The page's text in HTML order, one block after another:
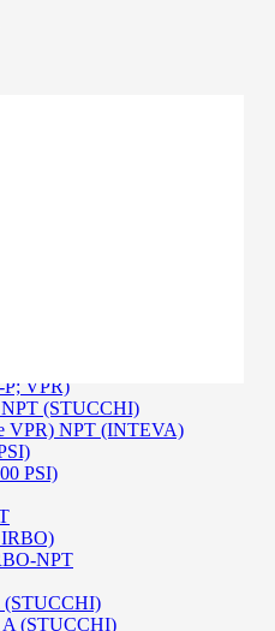
P; VPR)
NPT (STUCCHI)
VPR) NPT (INTEVA)
PSI)
IRBO)
NPT
(STUCCHI)
A (STUCCHI)